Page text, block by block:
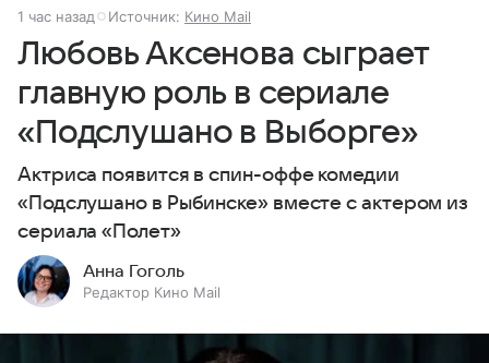
1 час назад Источник: Кино Mail
Любовь Аксенова сыграет
главную роль в сериале
«Подслушано в Выборге»
Актриса появится в спин-оффе комедии
«Подслушано в Рыбинске» вместе с актером из
сериала «Полет»
Анна Гоголь
Редактор Кино Mail